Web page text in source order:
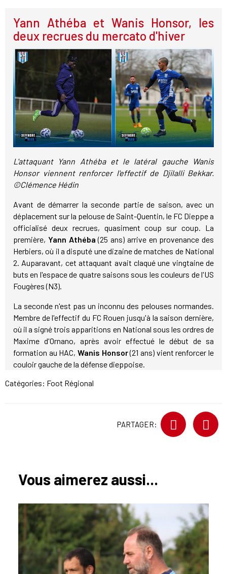
Yann Athéba et Wanis Honsor, les
deux recrues du mercato d'hiver
L'attaquant Yann Athéba et le latéral gauche Wanis
Honsor viennent renforcer l'effectif de Djilalli Bekkar.
©Clémence Hédin
Avant de démarrer la seconde partie de saison, avec un
déplacement sur la pelouse de Saint-Quentin, le FC Dieppe a
officialisé deux recrues, quasiment coup sur coup. La
première, Yann Athéba (25 ans) arrive en provenance des
Herbiers, où il a disputé une dizaine de matches de National
2. Auparavant, cet attaquant avait claqué une vingtaine de
buts en l'espace de quatre saisons sous les couleurs de l'US
Fougères (N3).
La seconde n'est pas un inconnu des pelouses normandes.
Membre de l'effectif du FC Rouen jusqu'à la saison dernière,
où il a signé trois apparitions en National sous les ordres de
Maxime d'Ornano, après avoir effectué le début de sa
formation au HAC, Wanis Honsor(21 ans) vient renforcer le
couloir gauche de la défense dieppoise.
Catégories: Foot Régional
PARTAGER:
Vous aimerez aussi...